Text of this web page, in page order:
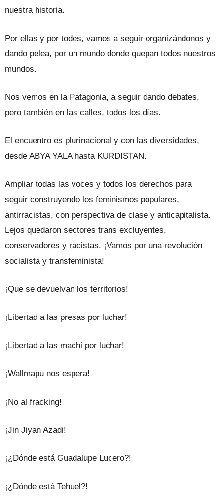
nuestra historia.
Por ellas y por todes, vamos a seguir organizándonos y
dando pelea, por un mundo donde quepan todos nuestros
mundos.
Nos vemos en la Patagonia, a seguir dando debates,
pero también en las calles, todos los días.
El encuentro es plurinacional y con las diversidades,
desde ABYA YALA hasta KURDISTAN.
Ampliar todas las voces y todos los derechos para
seguir construyendo los feminismos populares,
antirracistas, con perspectiva de clase y anticapitalista.
Lejos quedaron sectores trans excluyentes,
conservadores y racistas. ¡Vamos por una revolución
socialista y transfeminista!
¡Que se devuelvan los territorios!
¡Libertad a las presas por luchar!
¡Libertad a las machi por luchar!
¡Wallmapu nos espera!
¡No al fracking!
¡Jin Jiyan Azadi!
¡¿Dónde está Guadalupe Lucero?!
¡¿Dónde está Tehuel?!